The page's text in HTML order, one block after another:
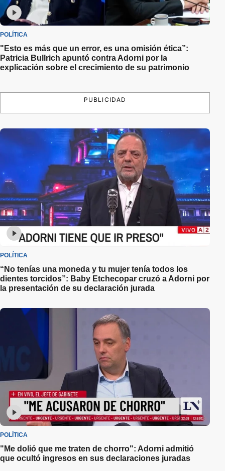
POLÍTICA
"Esto es más que un error, es una omisión ética”:
Patricia Bullrich apuntó contra Adorni por la
explicación sobre el crecimiento de su patrimonio
PUBLICIDAD
POLÍTICA
“No tenías una moneda y tu mujer tenía todos los
dientes torcidos”: Baby Etchecopar cruzó a Adorni por
la presentación de su declaración jurada
POLÍTICA
"Me dolió que me traten de chorro": Adorni admitió
que ocultó ingresos en sus declaraciones juradas